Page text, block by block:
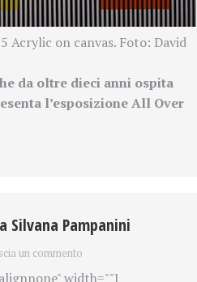
Acrylic on canvas. Foto: David
da oltre dieci anni ospita
l’esposizione All Over
Silvana Pampanini
un commento
width=""]